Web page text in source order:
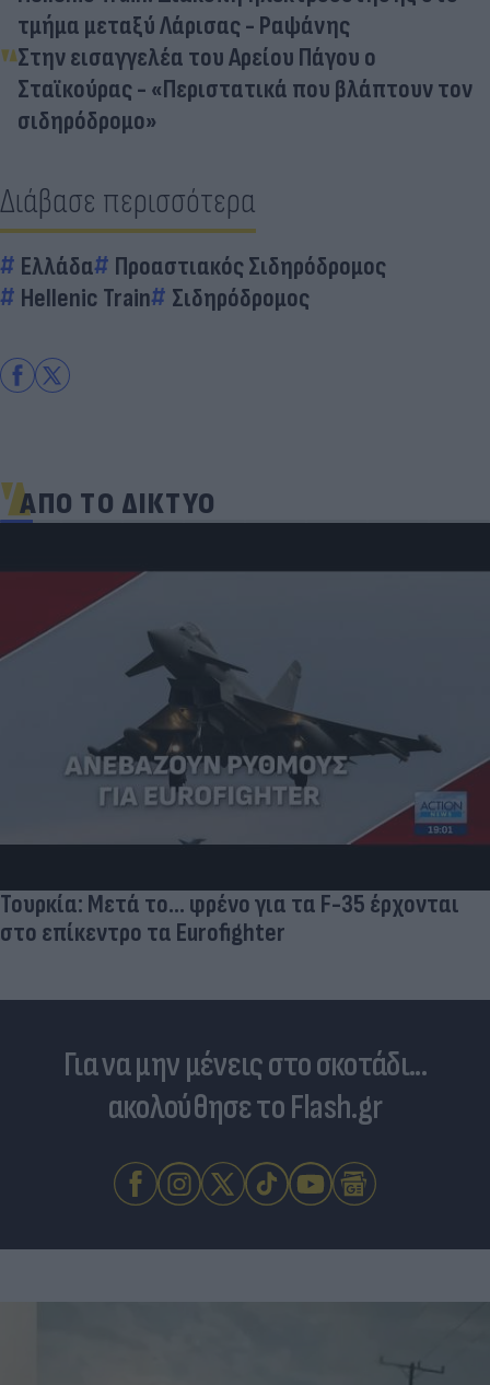
τμήμα μεταξύ Λάρισας - Ραψάνης
Στην εισαγγελέα του Αρείου Πάγου ο
Σταϊκούρας - «Περιστατικά που βλάπτουν τον
σιδηρόδρομο»
Διάβασε περισσότερα
Ελλάδα
Προαστιακός Σιδηρόδρομος
Hellenic Train
Σιδηρόδρομος
ΑΠΟ ΤΟ ΔΙΚΤΥΟ
Τουρκία: Μετά το... φρένο για τα F-35 έρχονται
στο επίκεντρο τα Eurofighter
Για να μην μένεις στο σκοτάδι...
ακολούθησε το Flash.gr